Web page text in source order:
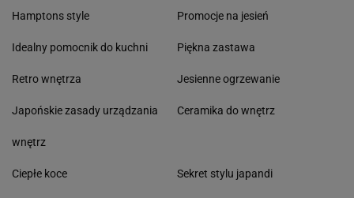
Hamptons style
Idealny pomocnik do kuchni
Retro wnętrza
Japońskie zasady urządzania
wnętrz
Promocje na jesień
Piękna zastawa
Jesienne ogrzewanie
Ceramika do wnętrz
Ciepłe koce Sekret stylu japandi